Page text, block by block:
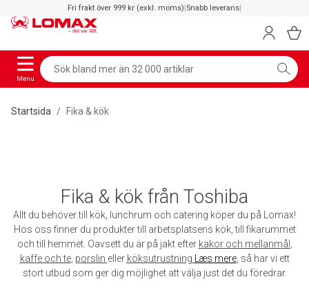
Fri frakt över 999 kr (exkl. moms)|Snabb leverans|
Menu
Startsida Fika & kök
Fika & kök från Toshiba
Allt du behöver till kök, lunchrum och catering köper du på Lomax!
Hos oss finner du produkter till arbetsplatsens kök, till fikarummet
och till hemmet. Oavsett du är på jakt efter kakor och mellanmål
kaffe och te, porslin eller köksutrustning Læs mere, så har vi ett
stort utbud som ger dig möjlighet att välja just det du föredrar.